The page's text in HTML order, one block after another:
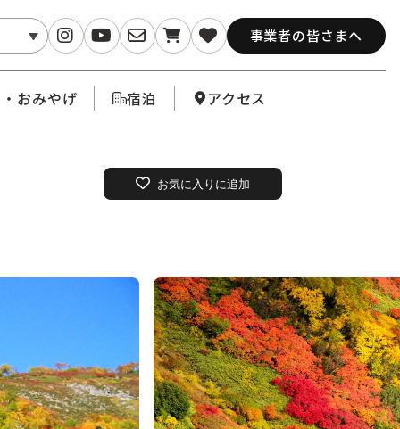
事業者の皆さまへ
おみやげ 宿泊 アクセス
お気に入りに追加